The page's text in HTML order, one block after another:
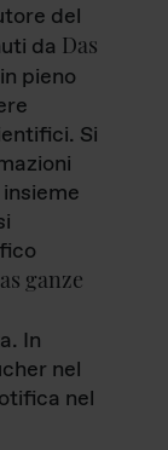
del
da Das
pieno
Si
ganze
In
nel
nel